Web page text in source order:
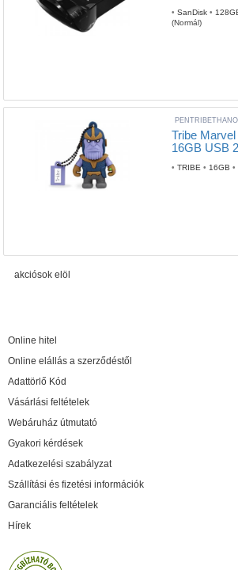
• SanDisk •
(Normál)
Tribe
16GB USB
• TRIBE • 16GB •
Online hitel
Online elállás a szerződéstől
Adattörlő Kód
Vásárlási feltételek
Webáruház útmutató
Gyakori kérdések
Adatkezelési szabályzat
Szállítási és fizetési információk
Garanciális feltételek
Hírek